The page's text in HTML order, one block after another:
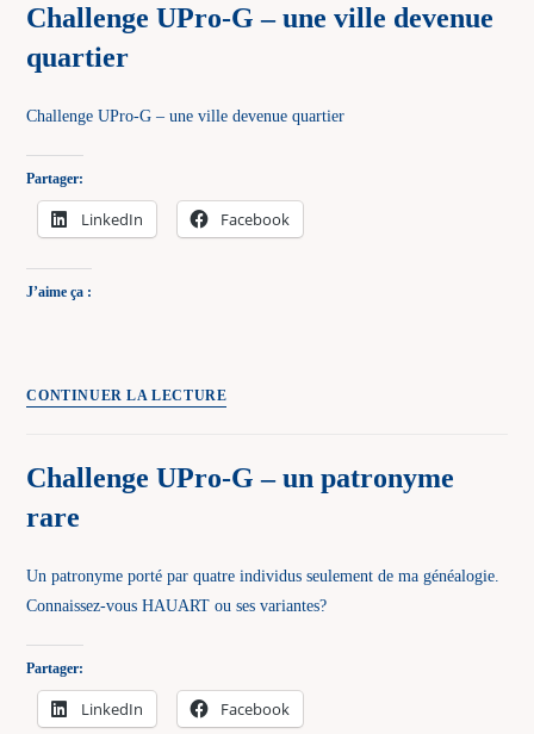
–
de
Challenge UPro-G – une ville devenue
quartier
Challenge UPro-G – une ville devenue quartier
Partager:
LinkedIn Facebook
J’aime ça :
CONTINUER LA LECTUREChallenge
–
devenue
quartier
Challenge UPro-G – un patronyme
rare
Un patronyme porté par quatre individus seulement de ma généalogie.
Connaissez-vous HAUART ou ses variantes?
Partager:
LinkedIn Facebook